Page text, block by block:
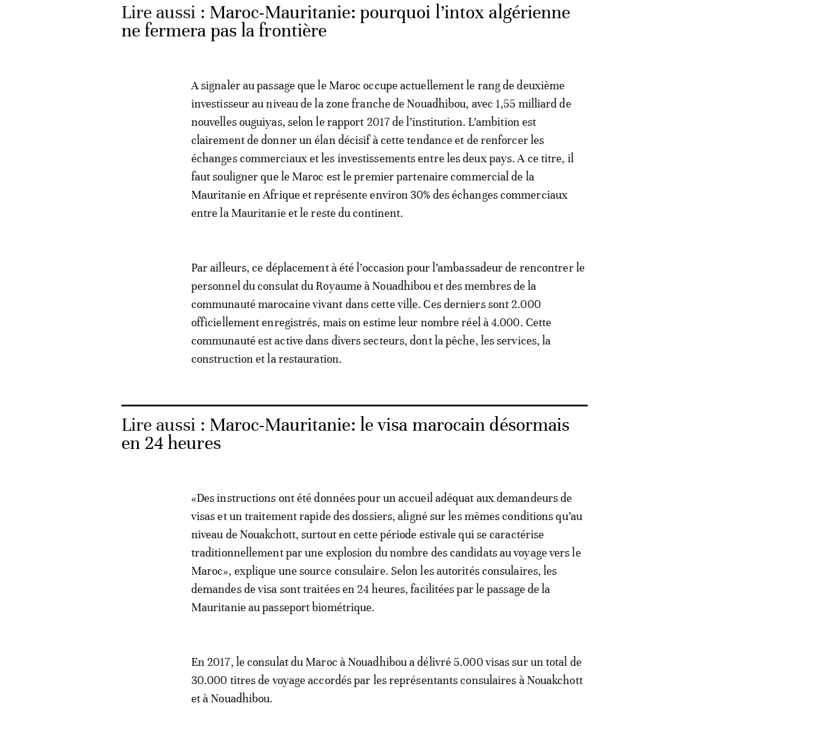
Lire aussi : Maroc-Mauritanie: pourquoi l’intox algérienne
ne fermera pas la frontière
A signaler au passage que le Maroc occupe actuellement le rang de deuxième
investisseur au niveau de la zone franche de Nouadhibou, avec 1,55 milliard de
nouvelles ouguiyas, selon le rapport 2017 de l’institution. L’ambition est
clairement de donner un élan décisif à cette tendance et de renforcer les
échanges commerciaux et les investissements entre les deux pays. A ce titre, il
faut souligner que le Maroc est le premier partenaire commercial de la
Mauritanie en Afrique et représente environ 30% des échanges commerciaux
entre la Mauritanie et le reste du continent.
Par ailleurs, ce déplacement à été l’occasion pour l’ambassadeur de rencontrer le
personnel du consulat du Royaume à Nouadhibou et des membres de la
communauté marocaine vivant dans cette ville. Ces derniers sont 2.000
officiellement enregistrés, mais on estime leur nombre réel à 4.000. Cette
communauté est active dans divers secteurs, dont la pêche, les services, la
construction et la restauration.
Lire aussi : Maroc-Mauritanie: le visa marocain désormais
en 24 heures
«Des instructions ont été données pour un accueil adéquat aux demandeurs de
visas et un traitement rapide des dossiers, aligné sur les mêmes conditions qu’au
niveau de Nouakchott, surtout en cette période estivale qui se caractérise
traditionnellement par une explosion du nombre des candidats au voyage vers le
Maroc», explique une source consulaire. Selon les autorités consulaires, les
demandes de visa sont traitées en 24 heures, facilitées par le passage de la
Mauritanie au passeport biométrique.
En 2017, le consulat du Maroc à Nouadhibou a délivré 5.000 visas sur un total de
30.000 titres de voyage accordés par les représentants consulaires à Nouakchott
et à Nouadhibou.